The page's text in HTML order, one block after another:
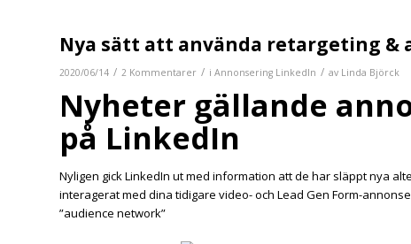
Nya sätt att använda retargeting &
2020/06/14 / 2 Kommentarer / i Annonsering LinkedIn / av Linda Björck
Nyheter gällande
på LinkedIn
Nyligen gick LinkedIn ut med information att de har släppt nya
interagerat med dina tidigare video- och Lead Gen Form-
”audience network”